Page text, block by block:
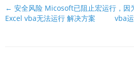
文
档
← 安全风险 Micosoft已阻止宏运行，因
Excel vba无法运行 解决方案
vba